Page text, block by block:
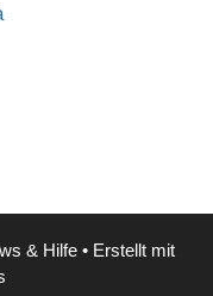
& Hilfe • Erstellt mit